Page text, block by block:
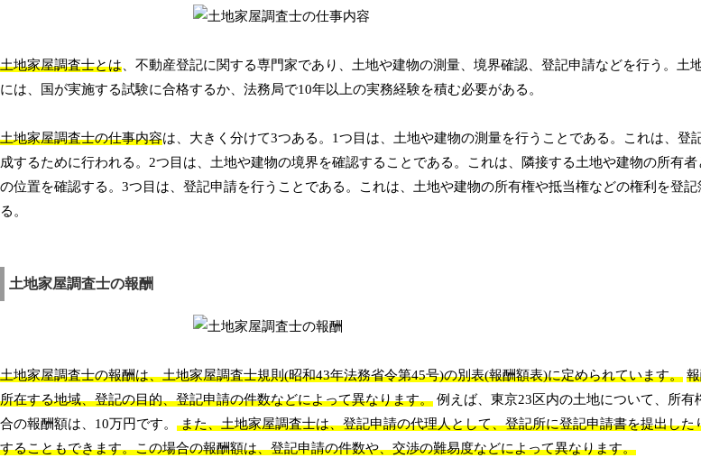
土地家屋調査士とは、不動産登記に関する専門家であり、土地や建物の測量、境界確認、登記申請などを行う。土
には、国が実施する試験に合格するか、法務局で10年以上の実務経験を積む必要がある。
土地家屋調査士の仕事内容は、大きく分けて3つある。1つ目は、土地や建物の測量を行うことである。これは、登
成するために行われる。2つ目は、土地や建物の境界を確認することである。これは、隣接する土地や建物の所有
の位置を確認する。3つ目は、登記申請を行うことである。これは、土地や建物の所有権や抵当権などの権利を登
る。
土地家屋調査士の報酬
土地家屋調査士の報酬は、土地家屋調査士規則(昭和43年法務省令第45号)の別表(報酬額表)に定められています。
所在する地域、登記の目的、登記申請の件数などによって異なります。 例えば、東京23区内の土地について、所有
合の報酬額は、10万円です。 また、土地家屋調査士は、登記申請の代理人として、登記所に登記申請書を提出した
することもできます。この場合の報酬額は、登記申請の件数や、交渉の難易度などによって異なります。